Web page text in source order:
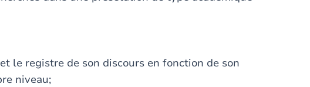
le registre de son discours en fonction de son
niveau;